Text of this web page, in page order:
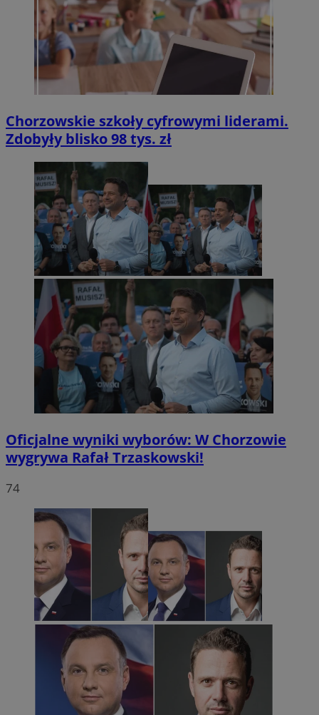
Chorzowskie szkoły cyfrowymi liderami.
Zdobyły blisko 98 tys. zł
Oficjalne wyniki wyborów: W Chorzowie
wygrywa Rafał Trzaskowski!
74